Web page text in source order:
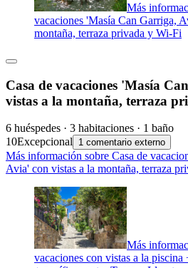
Más
vacaciones 'Masía Can Garriga,
montaña, terraza privada y Wi-Fi
Casa de vacaciones 'Masía
vistas a la montaña, terraza
6 huéspedes · 3 habitaciones · 1 baño
10Excepcional 1 comentario externo
Más información sobre Casa de
Avia' con vistas a la montaña, terraza
Más
vacaciones con vistas a la